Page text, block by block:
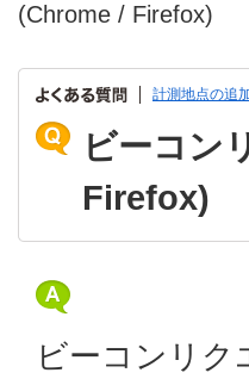
(Chrome / Firefox)
計測地点の追
ビーコン
Firefox)
ビーコンリ